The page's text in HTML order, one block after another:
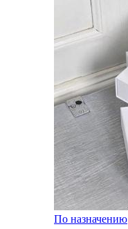
По назначению